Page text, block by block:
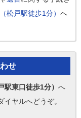
松戸駅徒歩1分） へ
せ
駅東口徒歩1分） へ
ヤルへどうぞ。